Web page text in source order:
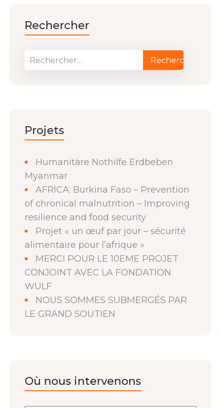
Rechercher
Projets
Humanitäre Nothilfe Erdbeben
Myanmar
AFRICA: Burkina Faso – Prevention
of chronical malnutrition – Improving
resilience and food security
Projet « un œuf par jour – sécurité
alimentaire pour l’afrique »
MERCI POUR LE 10EME PROJET
CONJOINT AVEC LA FONDATION
WULF
NOUS SOMMES SUBMERGÉS PAR
LE GRAND SOUTIEN
Où nous intervenons